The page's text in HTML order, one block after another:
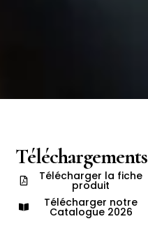
Téléchargements
Télécharger la fiche
produit
Télécharger notre
Catalogue 2026